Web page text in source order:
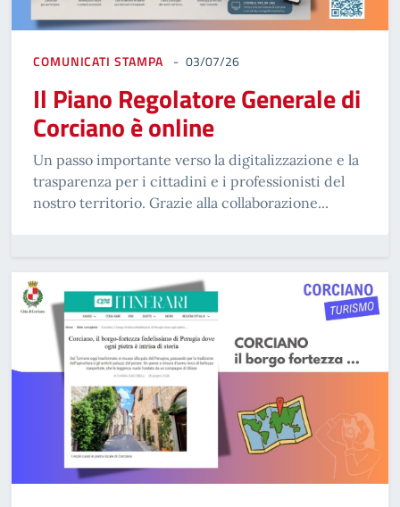
COMUNICATI STAMPA 03/07/26
Il Piano Regolatore Generale di
Corciano è online
Un passo importante verso la digitalizzazione e la
trasparenza per i cittadini e i professionisti del
nostro territorio. Grazie alla collaborazione...